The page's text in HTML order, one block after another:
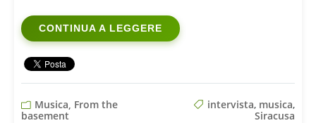
CONTINUA A LEGGERE
Musica, From the
basement
intervista, musica,
Siracusa